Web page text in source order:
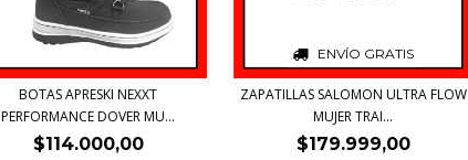
BOTAS APRESKI NEXXT
PERFORMANCE DOVER MU...
$114.000,00
ENVÍO GRATIS
ZAPATILLAS SALOMON ULTRA FLOW
MUJER TRAI...
$179.999,00